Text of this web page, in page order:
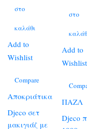
στο
καλάθι
Add to
Wishlist
Compare
Αποκριάτικα
Djeco σετ
μακιγιάζ με
στο
Add to
Wishlist
ΠΑΖΛ
Djeco